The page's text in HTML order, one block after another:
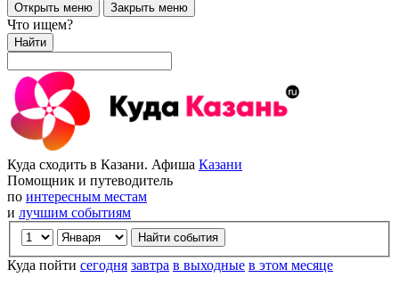
Открыть меню Закрыть меню
Что ищем?
Найти
Куда сходить в Казани. Афиша Казани
Помощник и путеводитель
по интересным местам
и лучшим событиям
Куда пойти сегодня завтра в выходные в этом месяце